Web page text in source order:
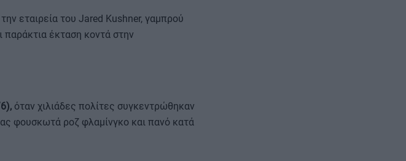
εταιρεία του Jared Kushner, γαμπρού
έκταση κοντά στην
όταν χιλιάδες πολίτες συγκεντρώθηκαν
φουσκωτά ροζ φλαμίνγκο και πανό κατά